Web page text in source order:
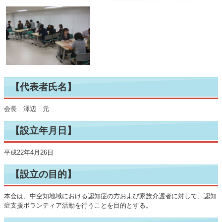
【代表者氏名】
会長 澤辺 元
【設立年月日】
平成22年4月26日
【設立の目的】
本会は、中空知地域における認知症の方および家族介護者に対して、認知
症支援ボランティア活動を行うことを目的とする。